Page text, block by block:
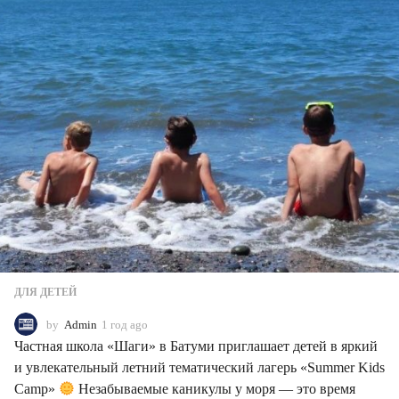
ДЛЯ ДЕТЕЙ
by Admin 1 год ago
д
a
Частная школа «Шаги» в Батуми приглашает детей в яркий
и увлекательный летний тематический лагерь «Summer Kids
Camp»
Незабываемые каникулы у моря — это время